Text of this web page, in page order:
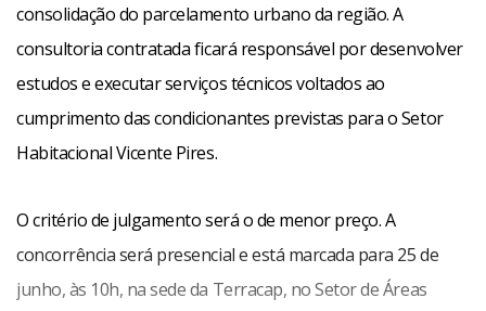
consolidação do parcelamento urbano da região. A
consultoria contratada ficará responsável por desenvolver
estudos e executar serviços técnicos voltados ao
cumprimento das condicionantes previstas para o Setor
Habitacional Vicente Pires.
O critério de julgamento será o de menor preço. A
concorrência será presencial e está marcada para 25 de
junho, às 10h, na sede da Terracap, no Setor de Áreas